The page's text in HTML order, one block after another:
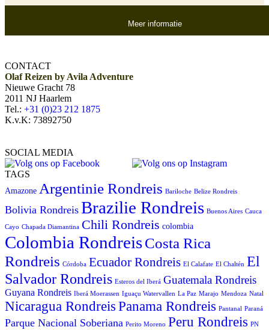
Meer informatie
CONTACT
Olaf Reizen by Avila Adventure
Nieuwe Gracht 78
2011 NJ Haarlem
Tel.: +31 (0)23 212 1875
K.v.K: 73892750
SOCIAL MEDIA
TAGS
Amazone Argentinie Rondreis Bariloche Belize Rondreis
Bolivia Rondreis Brazilie Rondreis Buenos Aires Cauca
Cayo Chapada Diamantina Chili Rondreis colombia
Colombia RondreisCosta Rica
Rondreis Córdoba Ecuador Rondreis El Calafate El Chaltén El
Salvador Rondreis Esteros del Iberá Guatemala Rondreis
Guyana Rondreis Iberá Moerassen Iguaçu Watervallen La Paz Marajo Mendoza Natal
Nicaragua Rondreis Panama Rondreis Pantanal Paraná
Parque Nacional Soberiana Perito Moreno Peru Rondreis PN